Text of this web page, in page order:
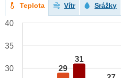
Teplota Vítr Srážky
29
31
40
35
30